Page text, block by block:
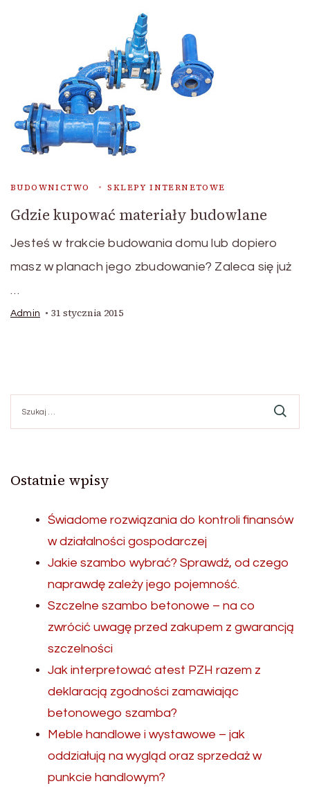
BUDOWNICTWO SKLEPY INTERNETOWE
Gdzie kupować materiały budowlane
Jesteś w trakcie budowania domu lub dopiero
masz w planach jego zbudowanie? Zaleca się już
…
Admin 31 stycznia 2015
Ostatnie wpisy
Świadome rozwiązania do kontroli finansów
w działalności gospodarczej
Jakie szambo wybrać? Sprawdź, od czego
naprawdę zależy jego pojemność.
Szczelne szambo betonowe – na co
zwrócić uwagę przed zakupem z gwarancją
szczelności
Jak interpretować atest PZH razem z
deklaracją zgodności zamawiając
betonowego szamba?
Meble handlowe i wystawowe – jak
oddziałują na wygląd oraz sprzedaż w
punkcie handlowym?